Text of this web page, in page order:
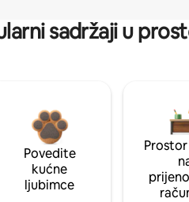
sadržaji u
Povedite
kućne
ljubimce